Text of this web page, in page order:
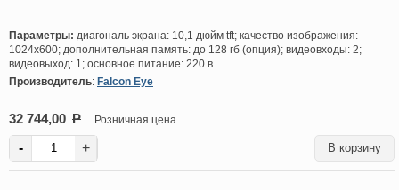
Параметры: диагональ экрана: 10,1 дюйм tft; качество изображения:
1024х600; дополнительная память: до 128 гб (опция); видеовходы: 2;
видеовыход: 1; основное питание: 220 в
Производитель: Falcon Eye
32 744,00 P Розничная цена
- +